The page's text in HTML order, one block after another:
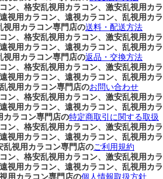
ン、格安乱視用カラコン、激安乱視用カラ
視用カラコン、遠視カラコン、乱視用カラ
視用カラコン専門店の送料・配送方法
ン、格安乱視用カラコン、激安乱視用カラ
視用カラコン、遠視カラコン、乱視用カラ
視用カラコン専門店の返品・交換方法
ン、格安乱視用カラコン、激安乱視用カラ
視用カラコン、遠視カラコン、乱視用カラ
視用カラコン専門店のお問い合わせ
ン、格安乱視用カラコン、激安乱視用カラ
視用カラコン、遠視カラコン、乱視用カラ
カラコン専門店の特定商取引に関する取扱
ン、格安乱視用カラコン、激安乱視用カラ
視用カラコン、遠視カラコン、乱視用カラ
乱視用カラコン専門店のご利用規約
ン、格安乱視用カラコン、激安乱視用カラ
視用カラコン、遠視カラコン、乱視用カラ
用カラコン専門店の個人情報取扱方針